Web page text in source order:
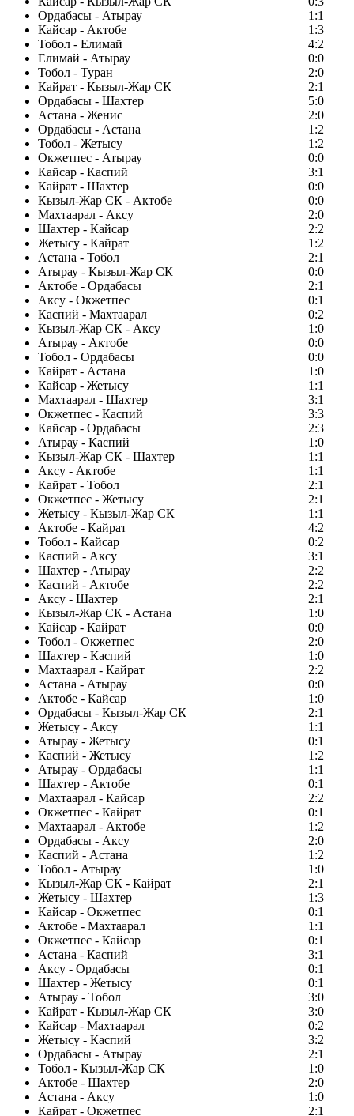
Ордабасы - Атырау
1:1
Кайсар - Актобе
1:3
Тобол - Елимай
4:2
Елимай - Атырау
0:0
Тобол - Туран
2:0
Кайрат - Кызыл-Жар СК
2:1
Ордабасы - Шахтер
5:0
Астана - Женис
2:0
Ордабасы - Астана
1:2
Тобол - Жетысу
1:2
Окжетпес - Атырау
0:0
Кайсар - Каспий
3:1
Кайрат - Шахтер
0:0
Кызыл-Жар СК - Актобе
0:0
Махтаарал - Аксу
2:0
Шахтер - Кайсар
2:2
Жетысу - Кайрат
1:2
Астана - Тобол
2:1
Атырау - Кызыл-Жар СК
0:0
Актобе - Ордабасы
2:1
Аксу - Окжетпес
0:1
Каспий - Махтаарал
0:2
Кызыл-Жар СК - Аксу
1:0
Атырау - Актобе
0:0
Тобол - Ордабасы
0:0
Кайрат - Астана
1:0
Кайсар - Жетысу
1:1
Махтаарал - Шахтер
3:1
Окжетпес - Каспий
3:3
Кайсар - Ордабасы
2:3
Атырау - Каспий
1:0
Кызыл-Жар СК - Шахтер
1:1
Аксу - Актобе
1:1
Кайрат - Тобол
2:1
Окжетпес - Жетысу
2:1
Жетысу - Кызыл-Жар СК
1:1
Актобе - Кайрат
4:2
Тобол - Кайсар
0:2
Каспий - Аксу
3:1
Шахтер - Атырау
2:2
Каспий - Актобе
2:2
Аксу - Шахтер
2:1
Кызыл-Жар СК - Астана
1:0
Кайсар - Кайрат
0:0
Тобол - Окжетпес
2:0
Шахтер - Каспий
1:0
Махтаарал - Кайрат
2:2
Астана - Атырау
0:0
Актобе - Кайсар
1:0
Ордабасы - Кызыл-Жар СК
2:1
Жетысу - Аксу
1:1
Атырау - Жетысу
0:1
Каспий - Жетысу
1:2
Атырау - Ордабасы
1:1
Шахтер - Актобе
0:1
Махтаарал - Кайсар
2:2
Окжетпес - Кайрат
0:1
Махтаарал - Актобе
1:2
Ордабасы - Аксу
2:0
Каспий - Астана
1:2
Тобол - Атырау
1:0
Кызыл-Жар СК - Кайрат
2:1
Жетысу - Шахтер
1:3
Кайсар - Окжетпес
0:1
Актобе - Махтаарал
1:1
Окжетпес - Кайсар
0:1
Астана - Каспий
3:1
Аксу - Ордабасы
0:1
Шахтер - Жетысу
0:1
Атырау - Тобол
3:0
Кайрат - Кызыл-Жар СК
3:0
Кайсар - Махтаарал
0:2
Жетысу - Каспий
3:2
Ордабасы - Атырау
2:1
Тобол - Кызыл-Жар СК
1:0
Актобе - Шахтер
2:0
Астана - Аксу
1:0
Кайрат - Окжетпес
2:1